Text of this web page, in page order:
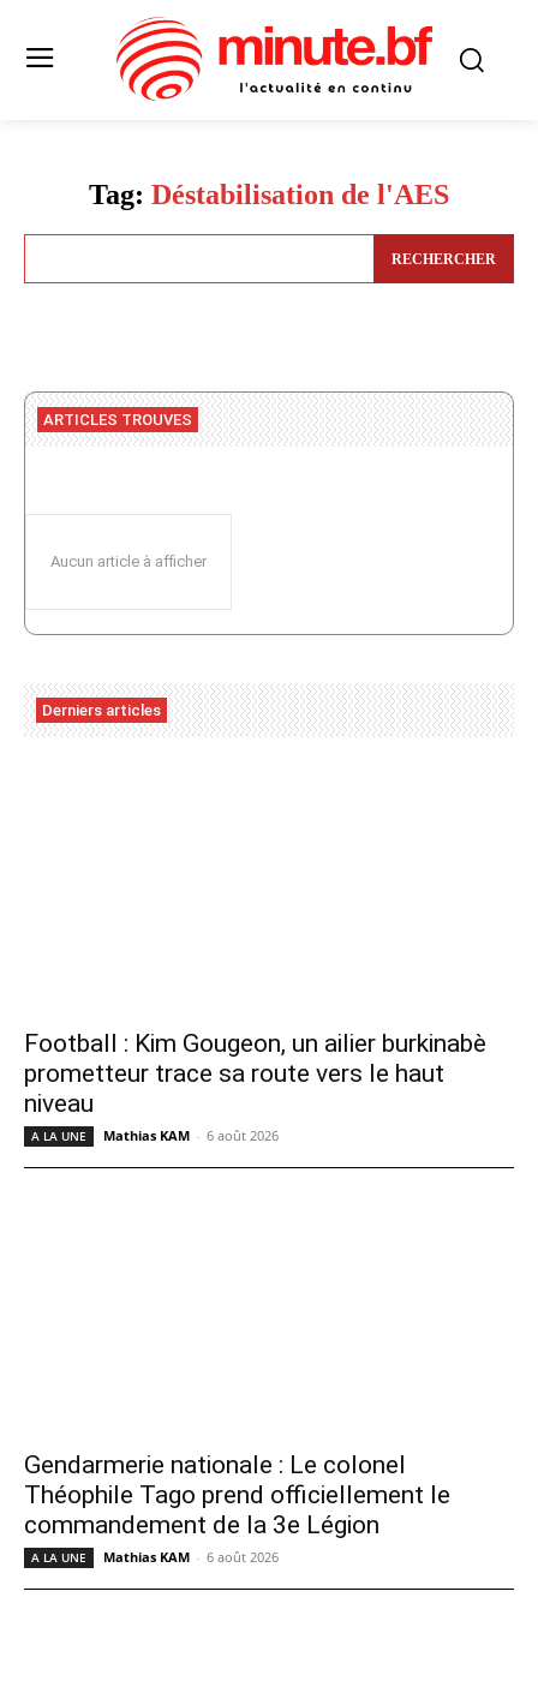
Tag: Déstabilisation de l'AES
RECHERCHER
ARTICLES TROUVES
Aucun article à afficher
Derniers articles
Football : Kim Gougeon, un ailier burkinabè
prometteur trace sa route vers le haut
niveau
A LA UNE Mathias KAM - 6 août 2026
Gendarmerie nationale : Le colonel
Théophile Tago prend officiellement le
commandement de la 3e Légion
A LA UNE Mathias KAM - 6 août 2026